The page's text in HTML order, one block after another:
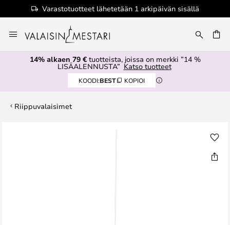
Varastotuotteet lähetetään 1 arkipäivän sisällä
to
Content
14% alkaen 79 €tuotteista, joissa on merkki ”14 %
LISÄALENNUSTA” Katso tuotteet
KOODI:BEST KOPIOI
Riippuvalaisimet